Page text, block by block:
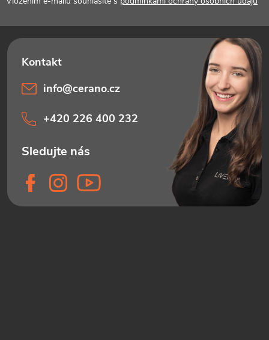
info@cerano.cz
+420 226 400 232